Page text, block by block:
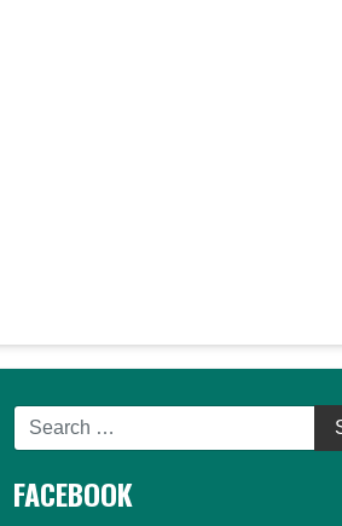
FACEBOOK